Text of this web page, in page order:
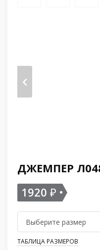
ДЖЕМПЕР
1920 ₽
ТАБЛИЦА РАЗМЕРОВ